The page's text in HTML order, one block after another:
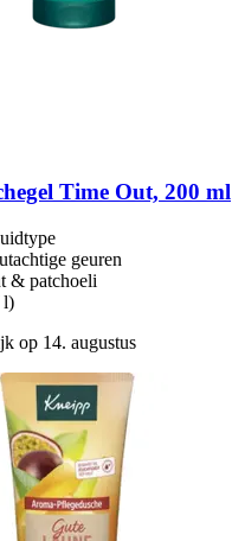
Time Out, 200 ml
geuren
& patchoeli
l)
op 14. augustus